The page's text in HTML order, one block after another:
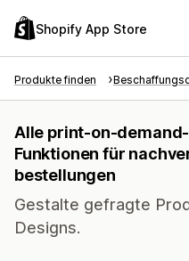
Shopify App Store
Produkte finden
Alle print-on-
Funktionen für
bestellungen
Gestalte gefragte
Designs.